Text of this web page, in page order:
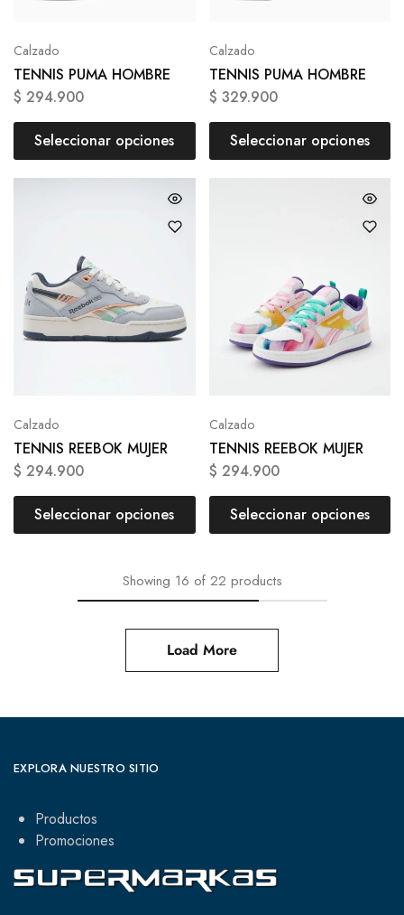
Calzado
TENNIS PUMA HOMBRE
$ 294.900
Seleccionar opciones
Calzado
TENNIS PUMA HOMBRE
$ 329.900
Seleccionar opciones
Calzado
TENNIS REEBOK MUJER
$ 294.900
Seleccionar opciones
Calzado
TENNIS REEBOK MUJER
$ 294.900
Seleccionar opciones
Showing 16 of 22 products
Load More
EXPLORA NUESTRO SITIO
Productos
Promociones